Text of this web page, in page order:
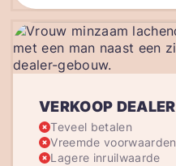
VERKOOP DEALER
Teveel betalen
Vreemde voorwaarden
Lagere inruilwaarde